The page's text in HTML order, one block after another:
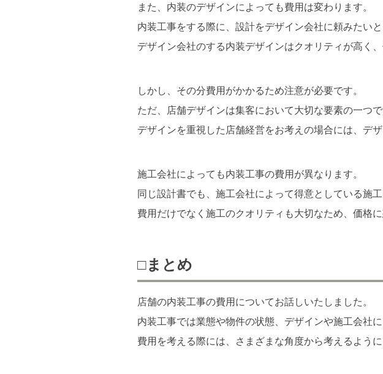
また、内装のデザインによっても費用は変わります。
内装工事をする際に、設計をデザイン会社に頼みたい
デザイン会社のする内装デザインはクオリティが高く
しかし、その分費用がかかるため注意が必要です。
ただ、店舗デザインは集客において大切な要素の一つで
デザインを重視した店舗経営をお考えの場合には、デ
施工会社によっても内装工事の費用が異なります。
同じ設計書でも、施工会社によって得意としている施
費用だけでなく施工のクオリティも大切なため、価格
□まとめ
店舗の内装工事の費用についてお話しいたしました。
内装工事では業態や物件の状態、デザインや施工会社
費用を考える際には、さまざまな角度から考えるように